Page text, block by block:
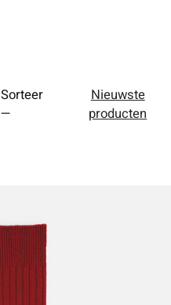
Sorteer
—
Nieuwste
producten